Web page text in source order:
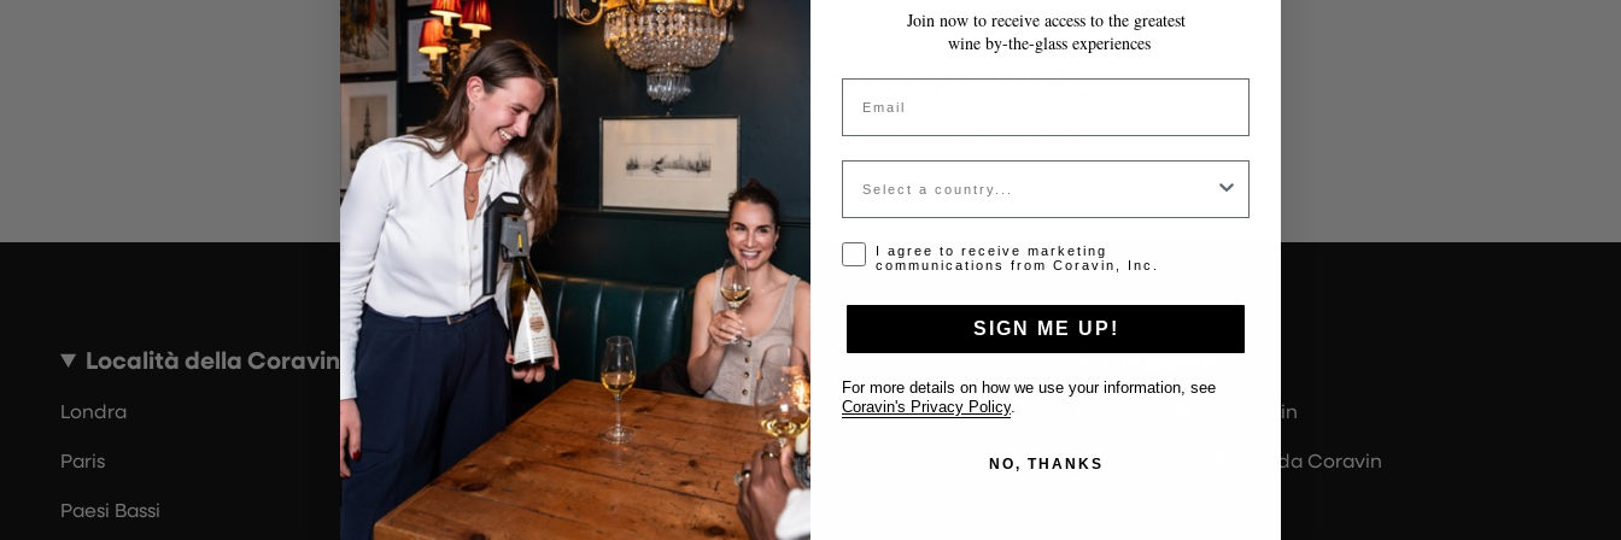
Token non valido o scaduto
Si prega di contattare l'amministratore per un token valido.
Località della Coravin Guide
Londra
Paris
Paesi Bassi
Supporto
Contattaci
Inserisci il tuo locale
FAQ’s
Chi siamo
Informazioni su Coravin
Informazioni sulla Guida Coravin
Join now to receive access to the greatest
wine by-the-glass experiences
Email
Country
Opt-in disclaimer
I agree to receive marketing
communications from Coravin, Inc.
SIGN ME UP!
For more details on how we use your information, see
Coravin's Privacy Policy.
NO, THANKS